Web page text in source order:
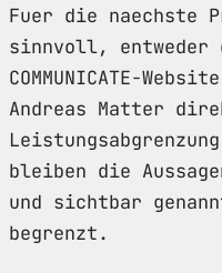
Fuer die naechste
sinnvoll, entweder
COMMUNICATE-
Andreas Matter
bleiben die
und sichtbar
begrenzt.